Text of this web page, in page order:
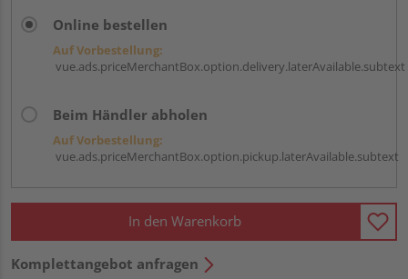
Online bestellen
Auf Vorbestellung:
vue.ads.priceMerchantBox.option.delivery.laterAvailable.subtext
Beim Händler abholen
Auf Vorbestellung:
vue.ads.priceMerchantBox.option.pickup.laterAvailable.subtext
In den Warenkorb
Komplettangebot anfragen